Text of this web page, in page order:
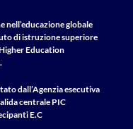
nell’educazione globale
di istruzione superiore
Education
dall’Agenzia esecutiva
centrale PIC
E.C